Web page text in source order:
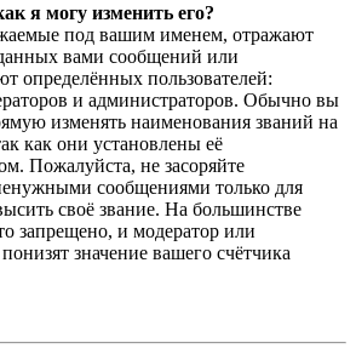
я могу изменить его?
под вашим именем, отражают
вами сообщений или
определённых пользователей:
и администраторов. Обычно вы
изменять наименования званий на
как они установлены её
Пожалуйста, не засоряйте
сообщениями только для
своё звание. На большинстве
запрещено, и модератор или
значение вашего счётчика